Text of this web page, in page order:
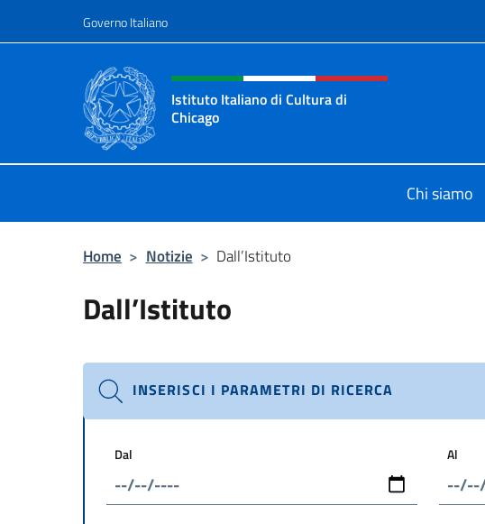
Governo Italiano
Intestazione sito, social e menù
Istituto Italiano di Cultura di
Chicago
Chi siamo
Home > Notizie > Dall’Istituto
Dall’Istituto
INSERISCI I PARAMETRI DI RICERCA
Dal Al